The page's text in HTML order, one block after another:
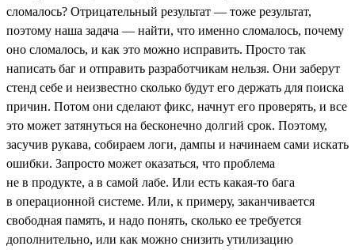
сломалось? Отрицательный результат — тоже результат,
поэтому наша задача — найти, что именно сломалось, почему
оно сломалось, и как это можно исправить. Просто так
написать баг и отправить разработчикам нельзя. Они заберут
стенд себе и неизвестно сколько будут его держать для поиска
причин. Потом они сделают фикс, начнут его проверять, и все
это может затянуться на бесконечно долгий срок. Поэтому,
засучив рукава, собираем логи, дампы и начинаем сами искать
ошибки. Запросто может оказаться, что проблема
не в продукте, а в самой лабе. Или есть какая-то бага
в операционной системе. Или, к примеру, заканчивается
свободная память, и надо понять, сколько ее требуется
дополнительно, или как можно снизить утилизацию